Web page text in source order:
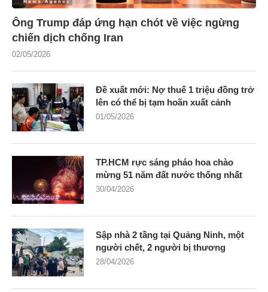
Ông Trump đáp ứng hạn chót về việc ngừng
chiến dịch chống Iran
02/05/2026
Đề xuất mới: Nợ thuế 1 triệu đồng trở
lên có thể bị tạm hoãn xuất cảnh
01/05/2026
TP.HCM rực sáng pháo hoa chào
mừng 51 năm đất nước thống nhất
30/04/2026
Sập nhà 2 tầng tại Quảng Ninh, một
người chết, 2 người bị thương
28/04/2026